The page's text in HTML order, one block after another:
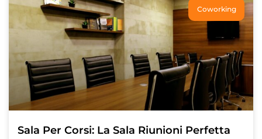
Coworking
Sala Per Corsi: La Sala Riunioni Perfetta